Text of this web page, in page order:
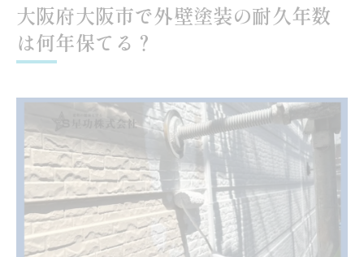
外壁塗装を長持ちさせるための生活習慣と
は
多雨多湿な大阪で外壁塗装を守る方法
気温変動と外壁塗装の耐久年数の関係性
カビ・藻対策で外壁塗装の寿命を延ばす
外壁塗装に強い塗料の選び方と効果
外壁塗装の寿命を延ばす定期点検の重要性
耐用年数の長い外壁塗装選びのポイント
大阪府大阪市で外壁塗装の耐久年数
は何年保てる？